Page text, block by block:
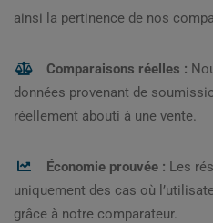
ainsi la pertinence de nos
Comparaisons réelles :
données provenant de
réellement abouti à une vente.
Économie prouvée : Les
uniquement des cas où
grâce à notre comparateur.